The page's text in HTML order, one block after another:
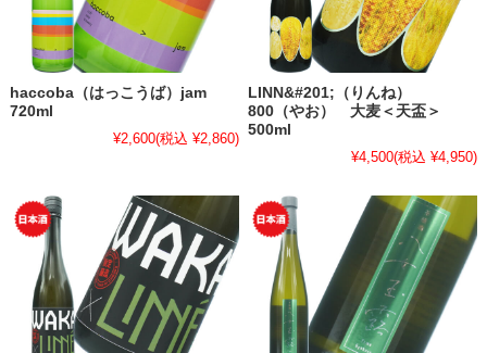
haccoba（はっこうば）jam
720ml
¥2,600(税込 ¥2,860)
LINN&#201;（りんね）
800（やお） 大麦＜天盃＞
500ml
¥4,500(税込 ¥4,950)